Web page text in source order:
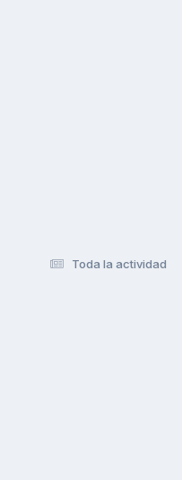
Toda la actividad